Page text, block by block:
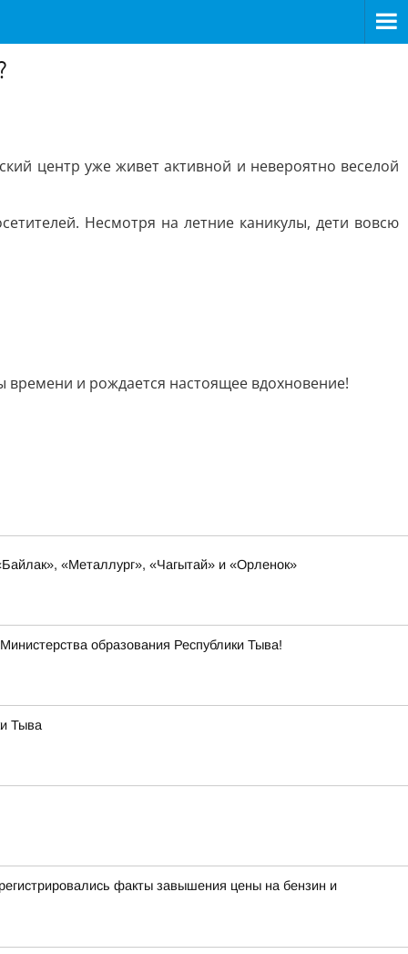
центр уже живет активной и невероятно веселой
Несмотря на летние каникулы, дети вовсю
времени и рождается настоящее вдохновение!
«Металлург», «Чагытай» и «Орленок»
образования Республики Тыва!
Тыва
факты завышения цены на бензин и